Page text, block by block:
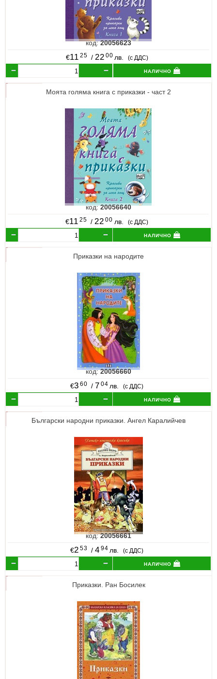
код:20056623
€11 25 / 22 00 лв. (с ДДС)
налично
Моята голяма книга с приказки - част 2
код:20056640
€11 25 /22 00 лв. (с ДДС)
налично
Приказки на народите
код:20056660
€3 60 / 7 04 лв. (с ДДС)
налично
Български народни приказки. Ангел Каралийчев
код:20056661
€2 53 / 4 94 лв. (с ДДС)
налично
Приказки. Ран Босилек